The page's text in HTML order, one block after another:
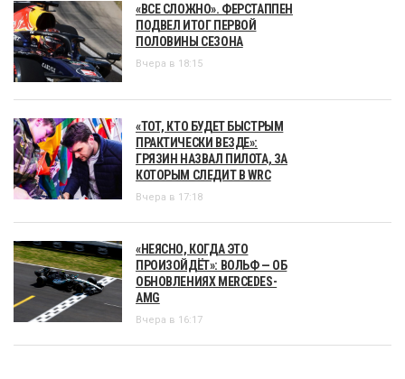
«ВСЕ СЛОЖНО». ФЕРСТАППЕН
ПОДВЕЛ ИТОГ ПЕРВОЙ
ПОЛОВИНЫ СЕЗОНА
Вчера в 18:15
«ТОТ, КТО БУДЕТ БЫСТРЫМ
ПРАКТИЧЕСКИ ВЕЗДЕ»:
ГРЯЗИН НАЗВАЛ ПИЛОТА, ЗА
КОТОРЫМ СЛЕДИТ В WRC
Вчера в 17:18
«НЕЯСНО, КОГДА ЭТО
ПРОИЗОЙДЁТ»: ВОЛЬФ — ОБ
ОБНОВЛЕНИЯХ MERCEDES-
AMG
Вчера в 16:17